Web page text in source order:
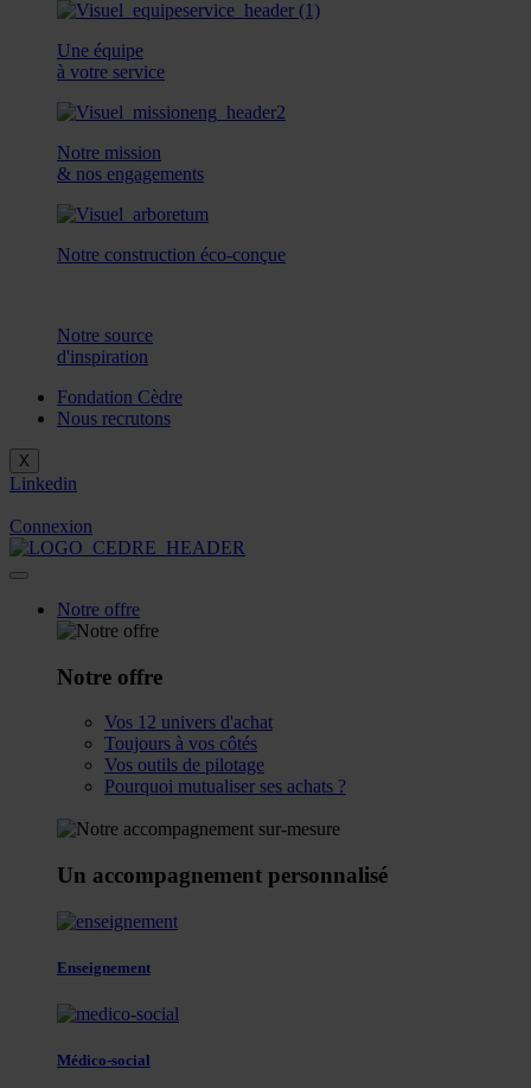
Une équipe
à votre service
Notre mission
& nos engagements
Notre construction éco-conçue
Notre source
d'inspiration
Fondation Cèdre
Nous recrutons
X
Linkedin
Connexion
Notre offre
Notre offre
Vos 12 univers d'achat
Toujours à vos côtés
Vos outils de pilotage
Pourquoi mutualiser ses achats ?
Un accompagnement personnalisé
Enseignement
Médico-social